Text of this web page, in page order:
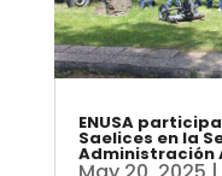
ENUSA
Saelices en la
Administración